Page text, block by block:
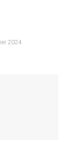
2024